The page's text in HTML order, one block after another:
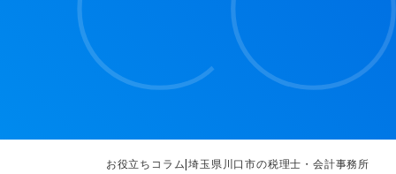
経理構築
経理代行
お役立ちコラム|埼玉県川口市の税理士・会計事務所